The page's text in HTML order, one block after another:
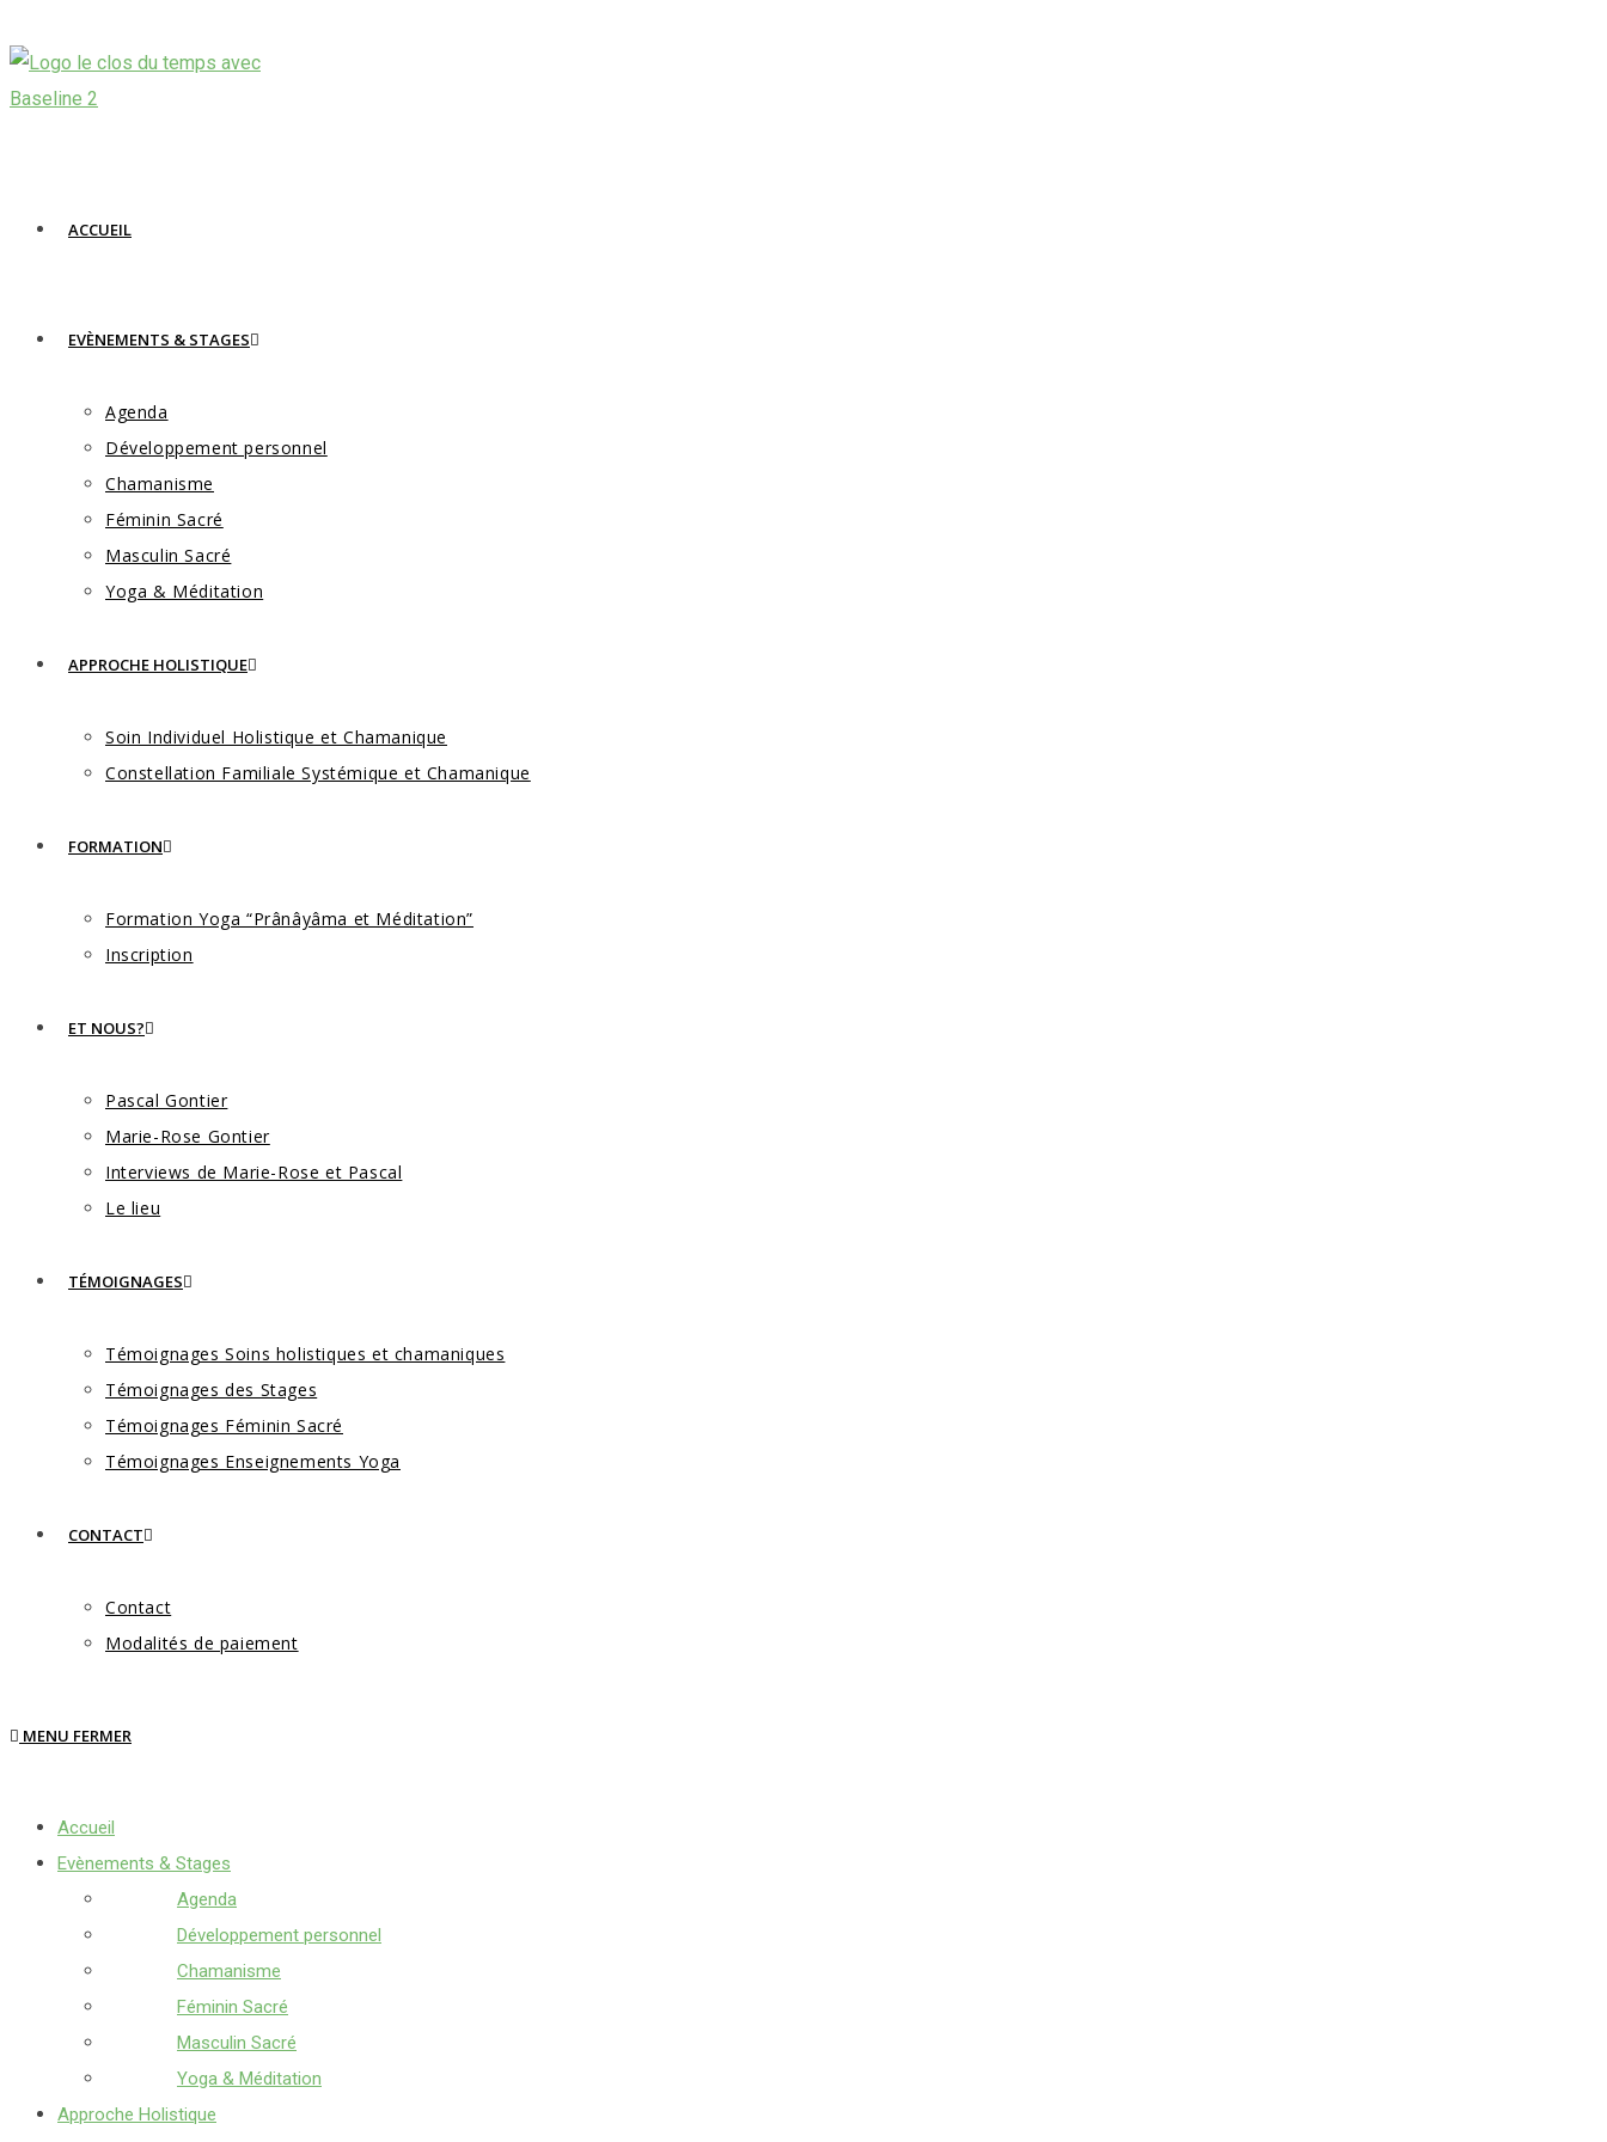
to
content
ACCUEIL
EVÈNEMENTS & STAGES
Agenda
Développement personnel
Chamanisme
Féminin Sacré
Masculin Sacré
Yoga & Méditation
APPROCHE HOLISTIQUE
Soin Individuel Holistique et Chamanique
Constellation Familiale Systémique et Chamanique
FORMATION
Formation Yoga “Prânâyâma et Méditation”
Inscription
ET NOUS?
Pascal Gontier
Marie-Rose Gontier
Interviews de Marie-Rose et Pascal
Le lieu
TÉMOIGNAGES
Témoignages Soins holistiques et chamaniques
Témoignages des Stages
Témoignages Féminin Sacré
Témoignages Enseignements Yoga
CONTACT
Contact
Modalités de paiement
MENU FERMER
Accueil
Evènements & Stages
Agenda
Développement personnel
Chamanisme
Féminin Sacré
Masculin Sacré
Yoga & Méditation
Approche Holistique